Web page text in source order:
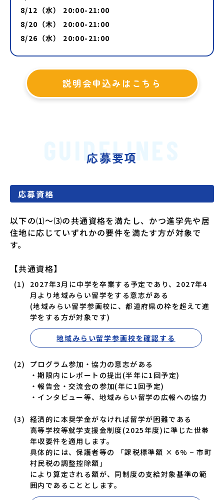
8/12（水） 20:00-21:00
8/20（木） 20:00-21:00
8/26（水） 20:00-21:00
説明会申込みはこちら
GUIDELINES
応募要項
応募資格
以下の⑴～⑶の共通資格を満たし、かつ進学先や居
住地に応じていずれかの要件を満たす方が対象で
す。
【共通資格】
2027年3月に中学を卒業する予定であり、2027年4
月より地域みらい留学をする意志がある
(地域みらい留学参画校に、都道府県の枠を超えて進
学をする方が対象です)
地域みらい留学参画校を確認する
プログラム参加・協力の意志がある
・期限内にレポートの提出(半年に1回予定)
・報告会・交流会の参加(年に1回予定)
・ インタビュー等、地域みらい留学の広報への協力
経済的に本奨学金がなければ留学が困難である
高等学校等就学支援金制度(2025年度)に準じた世帯
年収要件を適用します。
具体的には、保護者等の 「課税標準額 × 6% − 市町
村民税の調整控除額」
により算定される額が、同制度の支給対象基準の範
囲内であることとします。